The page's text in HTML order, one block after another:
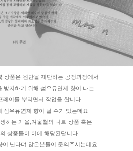
상품은 원단을 재단하는 공정과정에서
방지하기 위해 섬유유연제 향이 나는
레이를 뿌리면서 작업을 합니다.
섬유유연제 향이 날 수가 있는데요
하는 가을,겨울철의 니트 상품 혹은
상품들이 이에 해당된답니다.
이 난다며 많은분들이 문의주시는데요-